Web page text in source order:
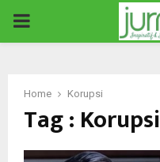
PRIMARY
Home Korupsi
Tag : Korupsi